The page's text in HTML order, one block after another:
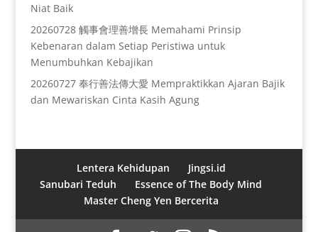
Niat Baik
20260728 觸事會理善增長 Memahami Prinsip
Kebenaran dalam Setiap Peristiwa untuk
Menumbuhkan Kebajikan
20260727 奉行善法傳大愛 Mempraktikkan Ajaran Bajik
dan Mewariskan Cinta Kasih Agung
Lentera Kehidupan
Jingsi.id
Sanubari Teduh
Essence of The Body Mind
Master Cheng Yen Bercerita